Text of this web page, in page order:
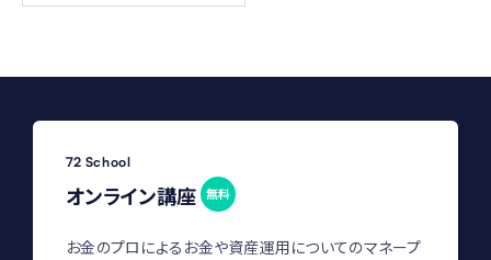
72 School
オンライン講座 無料
お金のプロによるお金や資産運用についてのマネープ